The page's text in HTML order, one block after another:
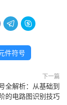
 
件符号
下一篇
全解析：从基础到
的电路图识别技巧